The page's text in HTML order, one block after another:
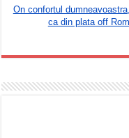
On confortul
ca din plata off